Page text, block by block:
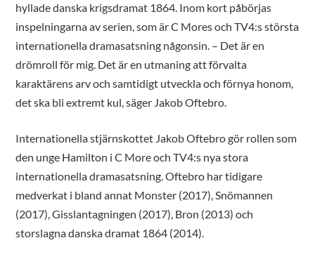
hyllade danska krigsdramat 1864. Inom kort påbörjas
inspelningarna av serien, som är C Mores och TV4:s största
internationella dramasatsning någonsin. – Det är en
drömroll för mig. Det är en utmaning att förvalta
karaktärens arv och samtidigt utveckla och förnya honom,
det ska bli extremt kul, säger Jakob Oftebro.
Internationella stjärnskottet Jakob Oftebro gör rollen som
den unge Hamilton i C More och TV4:s nya stora
internationella dramasatsning. Oftebro har tidigare
medverkat i bland annat Monster (2017), Snömannen
(2017), Gisslantagningen (2017), Bron (2013) och
storslagna danska dramat 1864 (2014).